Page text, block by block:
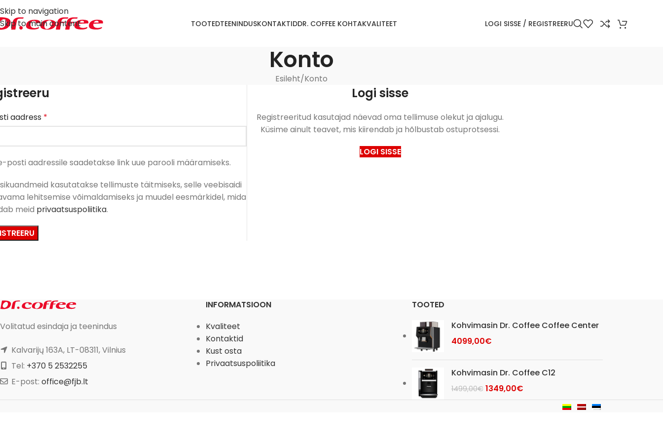
Skip to navigation
Skip to main content
TOOTEDTEENINDUSKONTAKTIDDR. COFFEE KOHTAKVALITEET LOGI SISSE / REGISTREERU
Konto
Esileht Konto
aadress *
posti aadressile saadetakse link uue parooli määramiseks.
kasutatakse tellimuste täitmiseks, selle veebisaidi
lehitsemise võimaldamiseks ja muudel eesmärkidel, mida
meid privaatsuspoliitika.
Logi sisse
Registreeritud kasutajad näevad oma tellimuse olekut ja ajalugu.
Küsime ainult teavet, mis kiirendab ja hõlbustab ostuprotsessi.
LOGI SISSE
Volitatud esindaja ja teenindus
Kalvarijų 163A, LT-08311, Vilnius
Tel: +370 5 2532255
E-post: office@fjb.lt
INFORMATSIOON
Kvaliteet
Kontaktid
Kust osta
Privaatsuspoliitika
TOOTED
Kohvimasin Dr. Coffee Coffee Center
4099,00€
Kohvimasin Dr. Coffee C12
1499,00€ 1349,00€